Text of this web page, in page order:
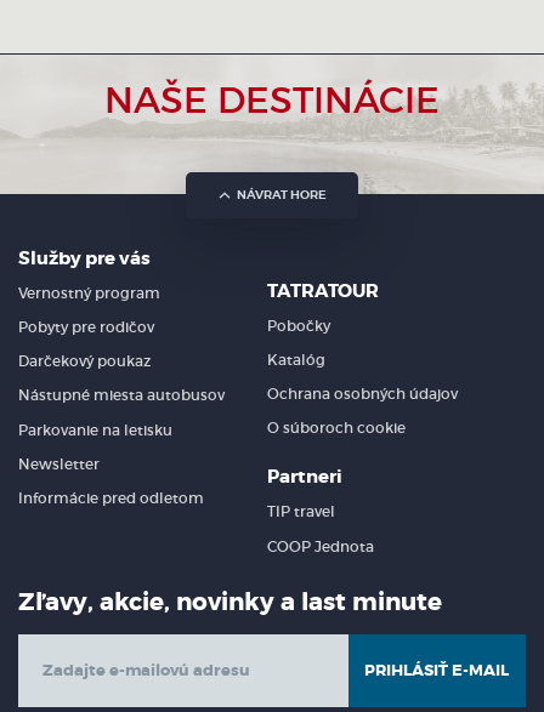
NAŠE DESTINÁCIE
NÁVRAT HORE
Služby pre vás
Vernostný program
Pobyty pre rodičov
Darčekový poukaz
Nástupné miesta autobusov
Parkovanie na letisku
Newsletter
Informácie pred odletom
TATRATOUR
Pobočky
Katalóg
Ochrana osobných údajov
O súboroch cookie
Partneri
TIP travel
COOP Jednota
Zľavy, akcie, novinky a last minute
PRIHLÁSIŤ E-MAIL